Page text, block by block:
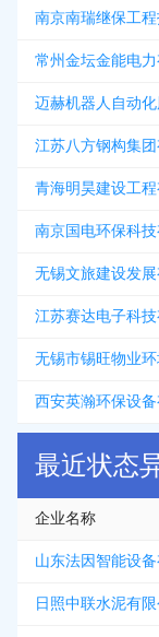
南京南瑞继保工程
常州金坛金能电力
迈赫机器人自动化
江苏八方钢构集团
青海明昊建设工程
南京国电环保科技
无锡文旅建设发展
江苏赛达电子科技
无锡市锡旺物业
西安英瀚环保设备
最近状态
企业名称
山东法因智能设备
日照中联水泥有限